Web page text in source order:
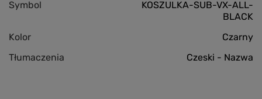
Symbol
KOSZULKA-SUB-VX-ALL-
BLACK
Kolor
Czarny
Tłumaczenia
Czeski - Nazwa